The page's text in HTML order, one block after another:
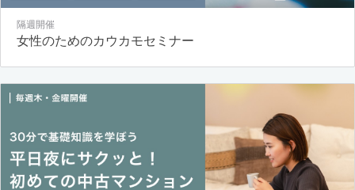
隔週開催
女性のためのカウカモセミナー